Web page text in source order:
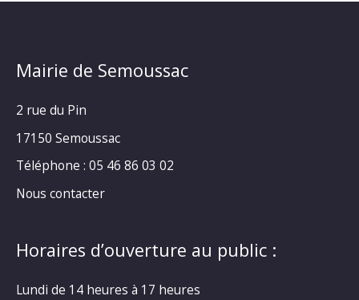
Mairie de Semoussac
2 rue du Pin
17150 Semoussac
Téléphone : 05 46 86 03 02
Nous contacter
Horaires d’ouverture au public :
Lundi de 14 heures à 17 heures